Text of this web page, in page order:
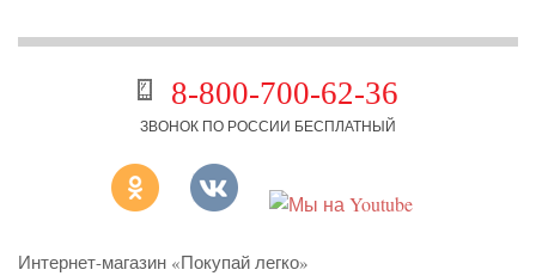
8-800-700-62-36
ЗВОНОК ПО РОССИИ БЕСПЛАТНЫЙ
Интернет-магазин «Покупай легко»